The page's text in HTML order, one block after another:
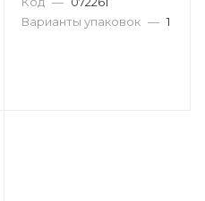
Варианты упаковок — 1